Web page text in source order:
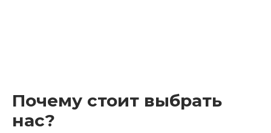
Почему стоит выбрать
нас?